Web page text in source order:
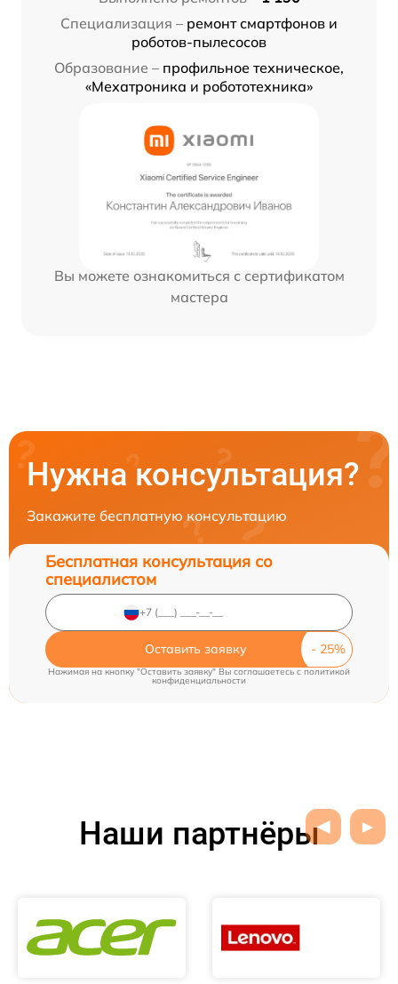
Специализация – ремонт смартфонов и
роботов-пылесосов
Образование – профильное техническое,
«Мехатроника и робототехника»
Вы можете ознакомиться с сертификатом
мастера
Нужна консультация?
Закажите бесплатную консультацию
Бесплатная консультация со
специалистом
Оставить заявку
Нажимая на кнопку "Оставить заявку" Вы соглашаетесь cполитикой
конфиденциальности
Наши партнёры